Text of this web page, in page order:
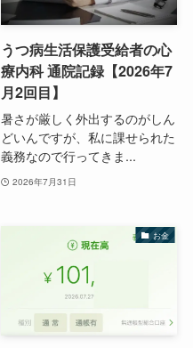
うつ病生活保護受給者の心
療内科 通院記録【2026年7
月2回目】
暑さが厳しく外出するのがしん
どいんですが、私に課せられた
義務なので行ってきま...
2026年7月31日
お金